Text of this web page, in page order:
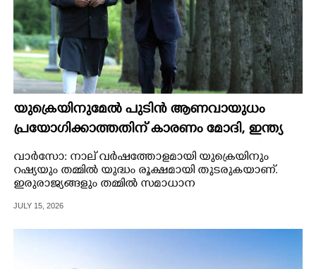
യുക്രെയിനുമേൽ പുടിൻ ആണവായുധം
പ്രയോഗിക്കാത്തതിന് കാരണം മോദി, ഇന്ത്യ
വഹിച്ചത് വലിയ പങ്കെന്ന് പോളണ്ട് മന്ത്രി
വാർസോ: നാല് വർ‌ഷത്തോളമായി യുക്രെയിനും
റഷ്യയും തമ്മിൽ യുദ്ധം രൂക്ഷമായി തുടരുകയാണ്.
ഇരുരാജ്യങ്ങളും തമ്മിൽ സമാധാന
ഇടപെട്ടിരുന്നു.
JULY 15, 2026